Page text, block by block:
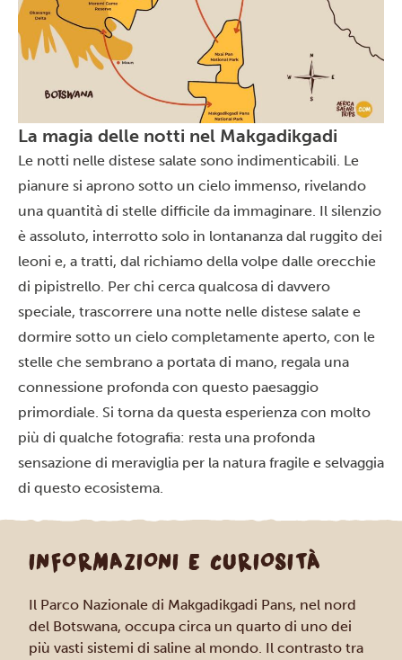
La magia delle notti nel Makgadikgadi
Le notti nelle distese salate sono indimenticabili. Le
pianure si aprono sotto un cielo immenso, rivelando
una quantità di stelle difficile da immaginare. Il silenzio
è assoluto, interrotto solo in lontananza dal ruggito dei
leoni e, a tratti, dal richiamo della volpe dalle orecchie
di pipistrello. Per chi cerca qualcosa di davvero
speciale, trascorrere una notte nelle distese salate e
dormire sotto un cielo completamente aperto, con le
stelle che sembrano a portata di mano, regala una
connessione profonda con questo paesaggio
primordiale. Si torna da questa esperienza con molto
più di qualche fotografia: resta una profonda
sensazione di meraviglia per la natura fragile e selvaggia
di questo ecosistema.
INFORMAZIONI E CURIOSITÀ
Il Parco Nazionale di Makgadikgadi Pans, nel nord
del Botswana, occupa circa un quarto di uno dei
più vasti sistemi di saline al mondo. Il contrasto tra